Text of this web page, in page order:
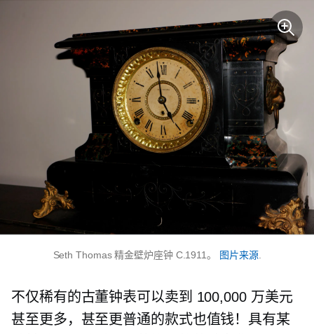
Seth Thomas 精金壁炉座钟 C.1911。 图片来源.
不仅稀有的古董钟表可以卖到 100,000 万美元
甚至更多，甚至更普通的款式也值钱！具有某